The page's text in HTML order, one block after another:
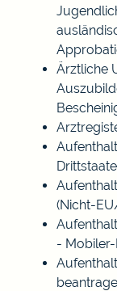
Ärztliche
(Nicht-
-